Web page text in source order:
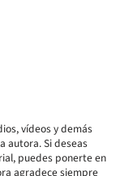
vídeos y demás
autora. Si deseas
puedes ponerte en
agradece siempre